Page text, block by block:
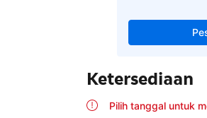
Ketersediaan
Pilih tanggal untuk